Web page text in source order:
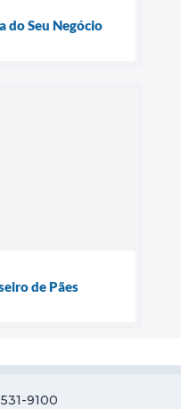
do Seu Negócio
de Pães
9100